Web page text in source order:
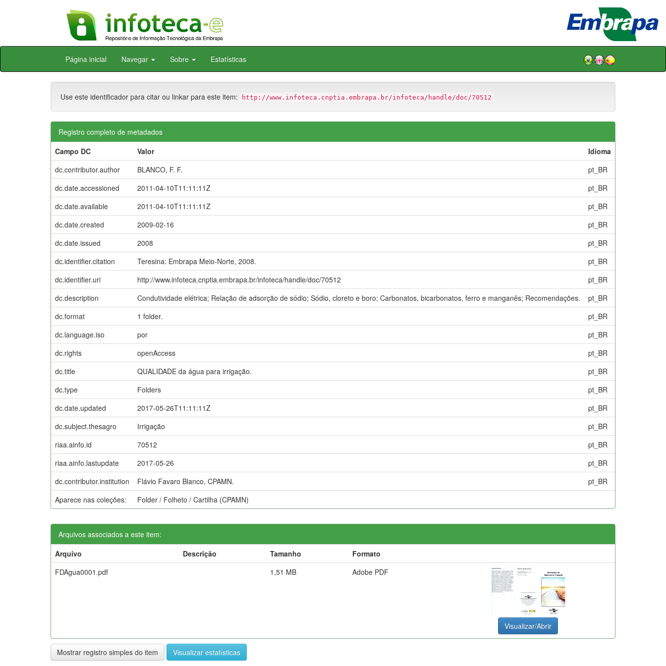
Skip
Página inicial Navegar Sobre Estatísticas
Use este identificador para citar ou linkar para este item: http://www.infoteca.cnptia.embrapa.br/infoteca/handle/doc/70512
Registro completo de metadados
Campo DC
Valor
Idioma
dc.contributor.author
BLANCO, F. F.
pt_BR
dc.date.accessioned
2011-04-10T11:11:11Z
pt_BR
dc.date.available
2011-04-10T11:11:11Z
pt_BR
dc.date.created
2009-02-16
pt_BR
dc.date.issued
2008
pt_BR
dc.identifier.citation
Teresina: Embrapa Meio-Norte, 2008.
pt_BR
dc.identifier.uri
http://www.infoteca.cnptia.embrapa.br/infoteca/handle/doc/70512
pt_BR
dc.description
Condutividade elétrica; Relação de adsorção de sódio; Sódio, cloreto e boro; Carbonatos, bicarbonatos, ferro e manganês; Recomendações.
pt_BR
dc.format
1 folder.
pt_BR
dc.language.iso
por
pt_BR
dc.rights
openAccess
pt_BR
dc.title
QUALIDADE da água para irrigação.
pt_BR
dc.type
Folders
pt_BR
dc.date.updated
2017-05-26T11:11:11Z
pt_BR
dc.subject.thesagro
Irrigação
pt_BR
riaa.ainfo.id
70512
pt_BR
riaa.ainfo.lastupdate
2017-05-26
pt_BR
dc.contributor.institution
Flávio Favaro Blanco, CPAMN.
pt_BR
Aparece nas coleções:
Folder / Folheto / Cartilha (CPAMN)
Arquivos associados a este item:
Arquivo
Descrição Tamanho
Formato
FDAgua0001.pdf
1,51 MB Adobe PDF
Visualizar/Abrir
Mostrar registro simples do item Visualizar estatísticas